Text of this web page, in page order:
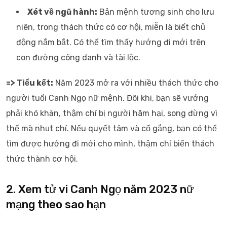
Xét về ngũ hành: Bản mệnh tương sinh cho lưu
niên, trong thách thức có cơ hội, miễn là biết chủ
động nắm bắt. Có thể tìm thấy hướng đi mới trên
con đường công danh và tài lộc.
=> Tiểu kết: Năm 2023 mở ra với nhiều thách thức cho
người tuổi Canh Ngọ nữ mệnh. Đôi khi, bạn sẽ vướng
phải khó khăn, thậm chí bị người hãm hại, song đừng vì
thế mà nhụt chí. Nếu quyết tâm và cố gắng, bạn có thể
tìm được hướng đi mới cho mình, thậm chí biến thách
thức thành cơ hội.
2. Xem tử vi Canh Ngọ năm 2023 nữ
mạng theo sao hạn